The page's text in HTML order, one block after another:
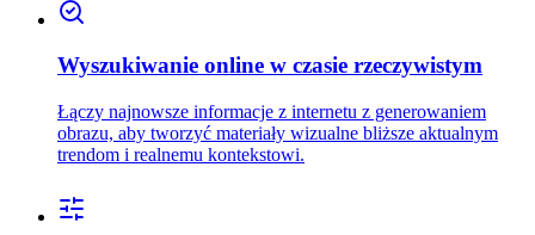
Wyszukiwanie online w czasie rzeczywistym
Łączy najnowsze informacje z internetu z generowaniem
obrazu, aby tworzyć materiały wizualne bliższe aktualnym
trendom i realnemu kontekstowi.